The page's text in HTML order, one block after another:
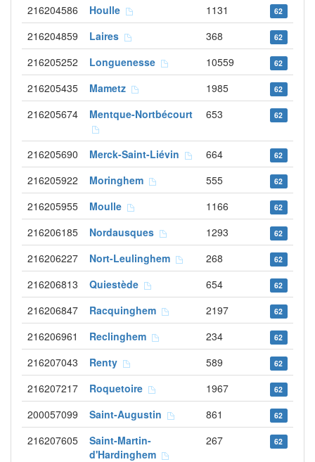
216204586 Houlle 1131 62
216204859 Laires 368 62
216205252 Longuenesse 10559 62
216205435 Mametz 1985 62
216205674 Mentque-Nortbécourt 653 62
216205690 Merck-Saint-Liévin 664 62
216205922 Moringhem 555 62
216205955 Moulle 1166 62
216206185 Nordausques 1293 62
216206227 Nort-Leulinghem 268 62
216206813 Quiestède 654 62
216206847 Racquinghem 2197 62
216206961 Reclinghem 234 62
216207043 Renty 589 62
216207217 Roquetoire 1967 62
200057099 Saint-Augustin 861 62
216207605
Saint-Martin-
d'Hardinghem
267 62